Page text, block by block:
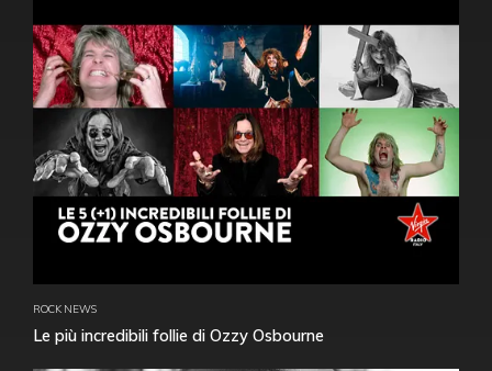
ROCK NEWS
Le più incredibili follie di Ozzy Osbourne